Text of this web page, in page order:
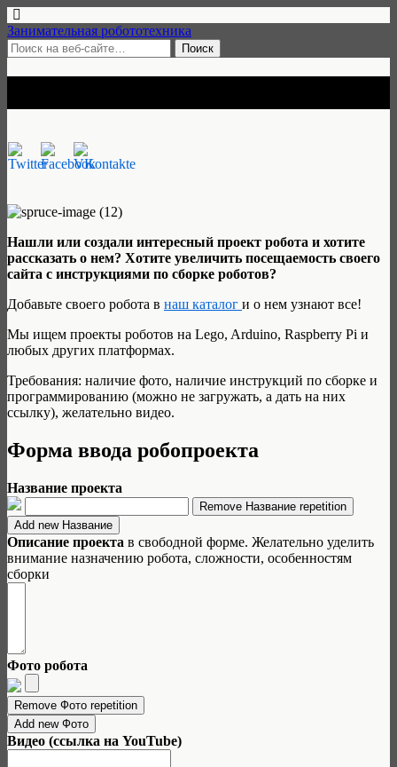
Занимательная робототехника
Нашли или создали интересный проект робота и хотите
рассказать о нем? Хотите увеличить посещаемость своего
сайта с инструкциями по сборке роботов?
Добавьте своего робота в наш каталог и о нем узнают все!
Мы ищем проекты роботов на Lego, Arduino, Raspberry Pi и
любых других платформах.
Требования: наличие фото, наличие инструкций по сборке и
программированию (можно не загружать, а дать на них
ссылку), желательно видео.
Форма ввода робопроекта
Название проекта
Описание проекта в свободной форме. Желательно уделить
внимание назначению робота, сложности, особенностям
сборки
Фото робота
Видео (ссылка на YouTube)